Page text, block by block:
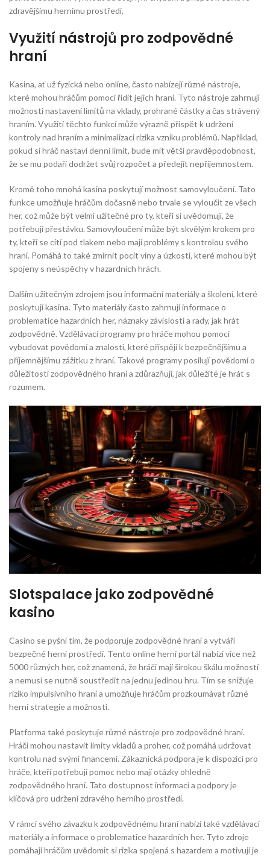
zdravějšímu hernímu prostředí.
Využití nástrojů pro zodpovědné
hraní
Kasina, ať už fyzická nebo online, často nabízejí různé nástroje,
které mohou hráčům pomoci řídit jejich hraní. Tyto nástroje zahrnují
možnosti nastavení limitů na vklady, prohrané částky a čas strávený
hraním. Využití těchto funkcí může výrazně přispět k udržení
kontroly nad hraním a minimalizaci rizika vzniku problémů. Například,
pokud si hráč nastaví denní limit, bude mít větší pravděpodobnost,
že se mu podaří dodržet svůj rozpočet a předejít nepříjemnostem.
Kromě toho mnohá kasina poskytují možnost samovyloučení. Tato
funkce umožňuje hráčům dočasně nebo trvale se vyloučit ze všech
her, což může být velmi užitečné pro ty, kteří si uvědomují, že
potřebují přestávku. Samovyloučení může být skvělým krokem pro
ty, kteří se cítí pod tlakem nebo mají problémy s kontrolou svého
hraní. Pomáhá to také zmírnit pocit viny a úzkosti, které mohou být
spojeny s neúspěchy v hazardních hrách.
Dalším užitečným zdrojem jsou informační materiály a školení, které
poskytují kasina. Tyto materiály často zahrnují informace o
problematice hazardních her, náznaky závislosti a rady, jak hrát
zodpovědně. Vzdělávací programy pro hráče mohou pomoci
vybudovat povědomí a znalosti, které přispějí k bezpečnějšímu a
příjemnějšímu zážitku z hraní. Takové programy posilují povědomí o
důležitosti zodpovědného hraní a zdůrazňují, jak důležité je hrát s
rozumem.
Slotspalace jako zodpovědné
kasino
Casino se pyšní tím, že podporuje zodpovědné hraní a vytváří
bezpečné herní prostředí. Tento online herní portál nabízí více než
5000 různých her, což znamená, že hráči mají širokou škálu možností
a nemusí se nutně soustředit na jednu jedinou hru. Tím se snižuje
riziko impulsivního hraní a umožňuje hráčům prozkoumávat různé
herní strategie a možnosti.
Platforma také poskytuje různé nástroje pro zodpovědné hraní.
Hráči mohou nastavit limity vkladů a proher, což pomáhá udržovat
kontrolu nad svými financemi. Zákaznická podpora je k dispozici pro
hráče, kteří potřebují pomoc nebo mají otázky ohledně
zodpovědného hraní. Tato dostupnost informací a podpory je
klíčová pro udržení zdravého herního prostředí.
V rámci svého závazku k zodpovědnému hraní nabízí také vzdělávací
materiály a informace o problematice hazardních her. Tyto zdroje
pomáhají hráčům uvědomit si rizika spojená s hazardem a motivují je